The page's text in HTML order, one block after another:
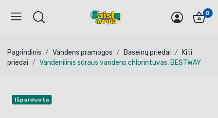
0
Pagrindinis Vandens pramogos Baseinų priedai
Kiti
priedai
Vandenilinis sūraus vandens chlorintuvas, BESTWAY
Išparduota